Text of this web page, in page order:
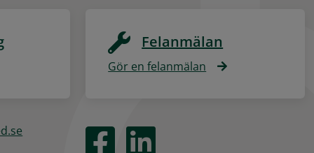
Felanmälan
Gör en felanmälan